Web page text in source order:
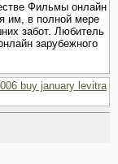
Фильмы онлайн
им, в полной мере
забот. Любитель
зарубежного
buy january levitra